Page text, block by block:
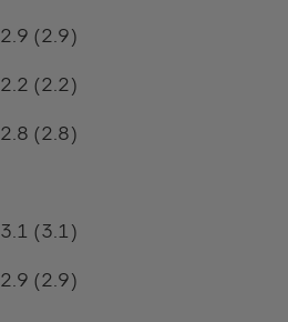
2.9 (2.9)
2.2 (2.2)
2.8 (2.8)
3.1 (3.1)
2.9 (2.9)